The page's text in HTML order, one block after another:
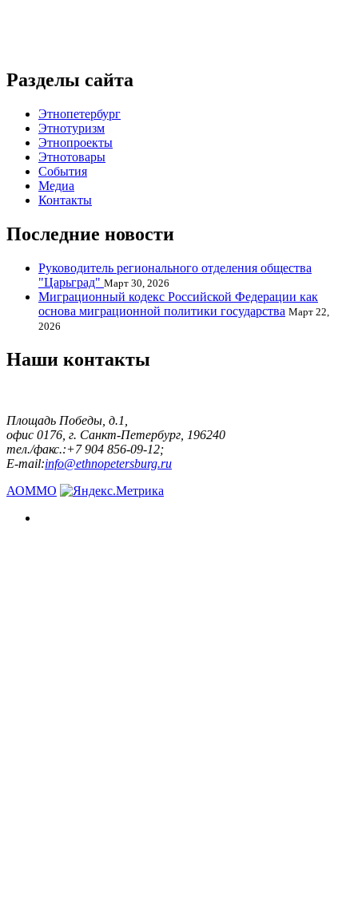
Разделы сайта
Этнопетербург
Этнотуризм
Этнопроекты
Этнотовары
События
Медиа
Контакты
Последние новости
Руководитель регионального отделения общества
"Царьград" Март 30, 2026
Миграционный кодекс Российской Федерации как
основа миграционной политики государства Март 22,
2026
Наши контакты
Площадь Победы, д.1,
офис 0176, г. Санкт-Петербург, 196240
тел./факс.:+7 904 856-09-12;
E-mail:info@ethnopetersburg.ru
АОММО